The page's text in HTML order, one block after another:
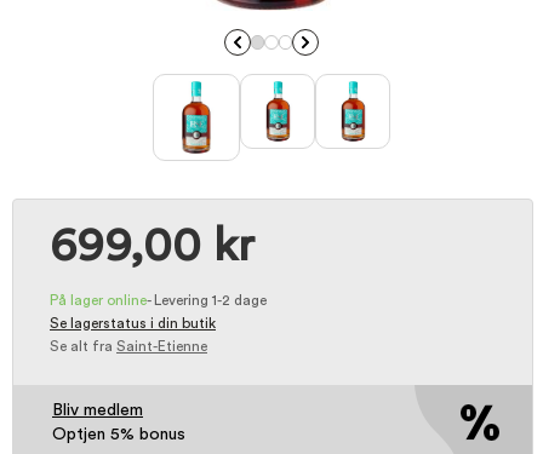
699,00 kr
På lager online-
Levering 1-2 dage
Se lagerstatus i din butik
Se alt fra Saint-Etienne
Bliv medlem
Optjen 5% bonus